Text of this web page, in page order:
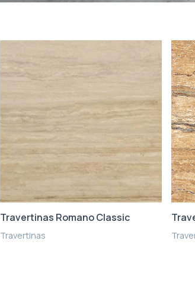
Travertinas Romano Classic
Travertinas